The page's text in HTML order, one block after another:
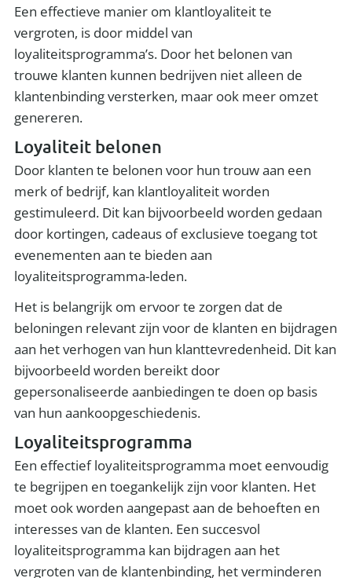
Een effectieve manier om klantloyaliteit te
vergroten, is door middel van
loyaliteitsprogramma’s. Door het belonen van
trouwe klanten kunnen bedrijven niet alleen de
klantenbinding versterken, maar ook meer omzet
genereren.
Loyaliteit belonen
Door klanten te belonen voor hun trouw aan een
merk of bedrijf, kan klantloyaliteit worden
gestimuleerd. Dit kan bijvoorbeeld worden gedaan
door kortingen, cadeaus of exclusieve toegang tot
evenementen aan te bieden aan
loyaliteitsprogramma-leden.
Het is belangrijk om ervoor te zorgen dat de
beloningen relevant zijn voor de klanten en bijdragen
aan het verhogen van hun klanttevredenheid. Dit kan
bijvoorbeeld worden bereikt door
gepersonaliseerde aanbiedingen te doen op basis
van hun aankoopgeschiedenis.
Loyaliteitsprogramma
Een effectief loyaliteitsprogramma moet eenvoudig
te begrijpen en toegankelijk zijn voor klanten. Het
moet ook worden aangepast aan de behoeften en
interesses van de klanten. Een succesvol
loyaliteitsprogramma kan bijdragen aan het
vergroten van de klantenbinding, het verminderen